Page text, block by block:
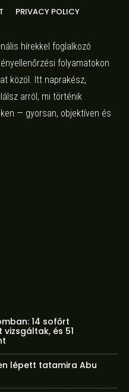
PRIVACY POLICY
hírekkel foglalkozó
folyamatokon
közöl. Itt naprakész,
arról, mi történik
— gyorsan, objektíven és
14 sofőrt
és 51
lépett tatamira Abu